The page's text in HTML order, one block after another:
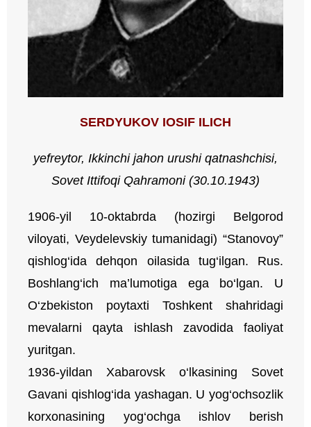
SERDYUKOV IOSIF ILICH
yefreytor, Ikkinchi jahon urushi qatnashchisi,
Sovet Ittifoqi Qahramoni (30.10.1943)
1906-yil 10-oktabrda (hozirgi Belgorod
viloyati, Veydelevskiy tumanidagi) “Stanovoy”
qishlog‘ida dehqon oilasida tug‘ilgan. Rus.
Boshlang‘ich ma’lumotiga ega bo‘lgan. U
O‘zbekiston poytaxti Toshkent shahridagi
mevalarni qayta ishlash zavodida faoliyat
yuritgan.
1936-yildan Xabarovsk o‘lkasining Sovet
Gavani qishlog‘ida yashagan. U yog‘ochsozlik
korxonasining yog‘ochga ishlov berish